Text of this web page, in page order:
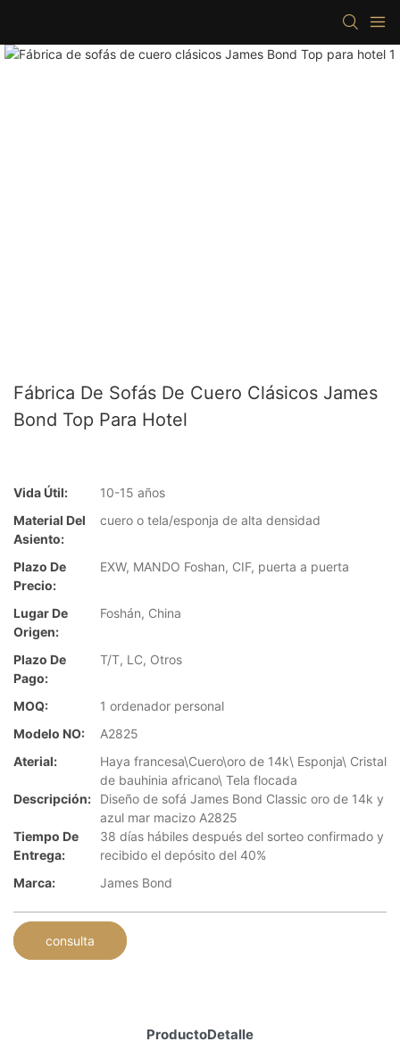
Fábrica De Sofás De Cuero Clásicos James
Bond Top Para Hotel
Vida Útil:
10-15 años
Material Del
Asiento:
cuero o tela/esponja de alta densidad
Plazo De
Precio:
EXW, MANDO Foshan, CIF, puerta a puerta
Lugar De
Origen:
Foshán, China
Plazo De
Pago:
T/T, LC, Otros
MOQ:
1 ordenador personal
Modelo NO:
A2825
Aterial:
Haya francesa\Cuero\oro de 14k\ Esponja\ Cristal
de bauhinia africano\ Tela flocada
Descripción:
Diseño de sofá James Bond Classic oro de 14k y
azul mar macizo A2825
Tiempo De
Entrega:
38 días hábiles después del sorteo confirmado y
recibido el depósito del 40%
Marca:
James Bond
consulta
ProductoDetalle